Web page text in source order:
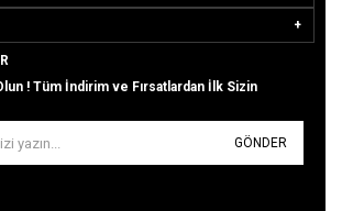
! Tüm İndirim ve Fırsatlardan İlk Sizin
GÖNDER